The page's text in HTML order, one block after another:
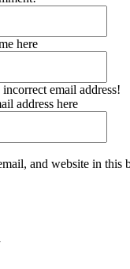
here
email address!
address here
and website in this